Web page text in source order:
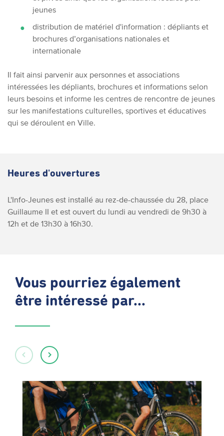
jeunes
distribution de matériel d'information : dépliants et
brochures d’organisations nationales et
internationale
Il fait ainsi parvenir aux personnes et associations
intéressées les dépliants, brochures et informations selon
leurs besoins et informe les centres de rencontre de jeunes
sur les manifestations culturelles, sportives et éducatives
qui se déroulent en Ville.
Heures d'ouvertures
L'Info-Jeunes est installé au rez-de-chaussée du 28, place
Guillaume II et est ouvert du lundi au vendredi de 9h30 à
12h et de 13h30 à 16h30.
Vous pourriez également
être intéressé par...